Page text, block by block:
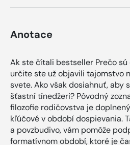
Anotace
Ak ste čítali bestseller Prečo
určite ste už objavili tajomstvo
svete. Ako však dosiahnuť, aby
šťastní tínedžeri? Pôvodný
filozofie rodičovstva je
kľúčové v období dospievania.
a povzbudivo, vám pomôže
formatívnom období, ktoré je